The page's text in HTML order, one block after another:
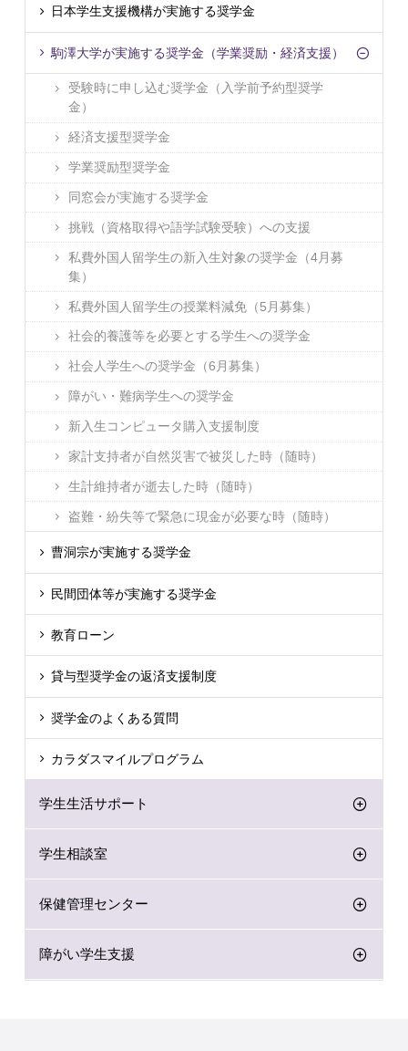
日本学生支援機構が実施する奨学金
駒澤大学が実施する奨学金（学業奨励・経済支援）
受験時に申し込む奨学金（入学前予約型奨学
金）
経済支援型奨学金
学業奨励型奨学金
同窓会が実施する奨学金
挑戦（資格取得や語学試験受験）への支援
私費外国人留学生の新入生対象の奨学金（4月募
集）
私費外国人留学生の授業料減免（5月募集）
社会的養護等を必要とする学生への奨学金
社会人学生への奨学金（6月募集）
障がい・難病学生への奨学金
新入生コンピュータ購入支援制度
家計支持者が自然災害で被災した時（随時）
生計維持者が逝去した時（随時）
盗難・紛失等で緊急に現金が必要な時（随時）
曹洞宗が実施する奨学金
民間団体等が実施する奨学金
教育ローン
貸与型奨学金の返済支援制度
奨学金のよくある質問
カラダスマイルプログラム
学生生活サポート
学生相談室
保健管理センター
障がい学生支援